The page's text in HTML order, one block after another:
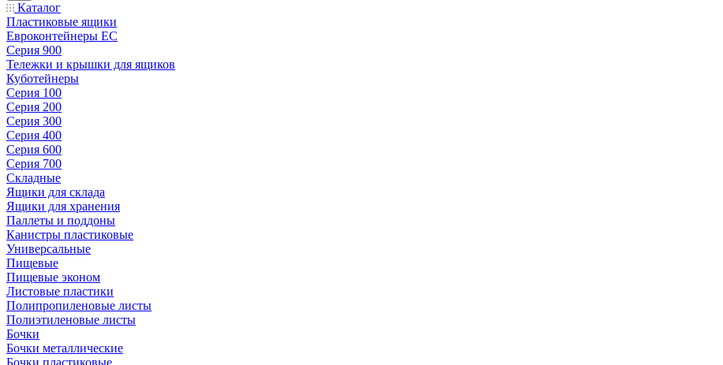
Каталог
Пластиковые ящики
Евроконтейнеры ЕС
Серия 900
Тележки и крышки для ящиков
Куботейнеры
Серия 100
Серия 200
Серия 300
Серия 400
Серия 600
Серия 700
Складные
Ящики для склада
Ящики для хранения
Паллеты и поддоны
Канистры пластиковые
Универсальные
Пищевые
Пищевые эконом
Листовые пластики
Полипропиленовые листы
Полиэтиленовые листы
Бочки
Бочки металлические
Бочки пластиковые